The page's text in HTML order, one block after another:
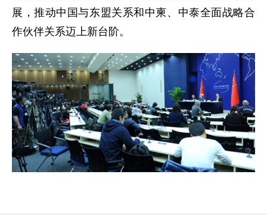
展，推动中国与东盟关系和中柬、中泰全面战略合
作伙伴关系迈上新台阶。